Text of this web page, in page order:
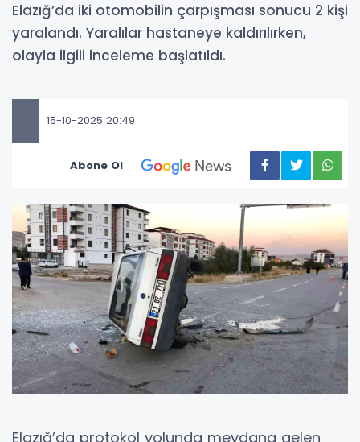
Elazığ’da iki otomobilin çarpışması sonucu 2 kişi
yaralandı. Yaralılar hastaneye kaldırılırken,
olayla ilgili inceleme başlatıldı.
15-10-2025 20:49
Abone Ol
Elazığ’da protokol yolunda meydana gelen